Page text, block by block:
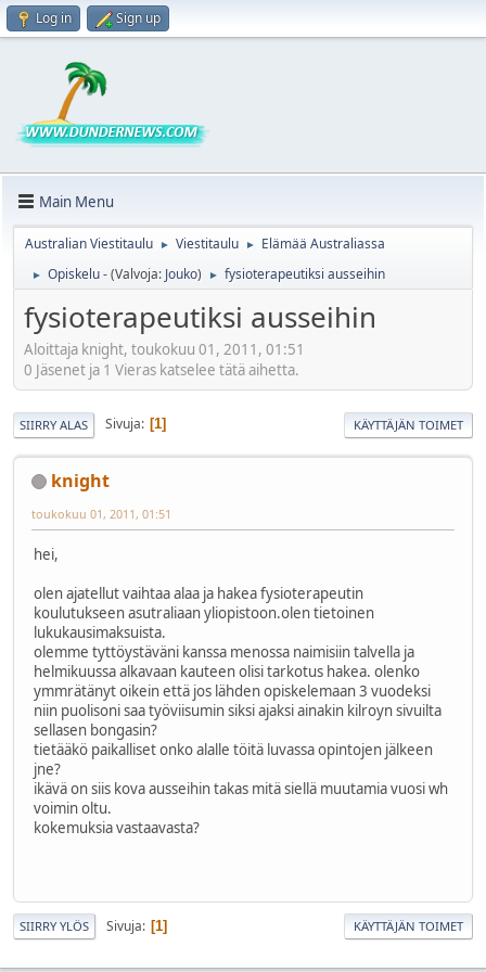
Log in Sign up
Main Menu
Australian Viestitaulu ► Viestitaulu ► Elämää Australiassa
► Opiskelu -(Valvoja: Jouko) ► fysioterapeutiksi ausseihin
fysioterapeutiksi ausseihin
Aloittaja knight, toukokuu 01, 2011, 01:51
0 Jäsenet ja 1 Vieras katselee tätä aihetta.
SIIRRY ALAS Sivuja 1 KÄYTTÄJÄN TOIMET
knight
toukokuu 01, 2011, 01:51
hei,
olen ajatellut vaihtaa alaa ja hakea fysioterapeutin
koulutukseen asutraliaan yliopistoon.olen tietoinen
lukukausimaksuista.
olemme tyttöystäväni kanssa menossa naimisiin talvella ja
helmikuussa alkavaan kauteen olisi tarkotus hakea. olenko
ymmrätänyt oikein että jos lähden opiskelemaan 3 vuodeksi
niin puolisoni saa työviisumin siksi ajaksi ainakin kilroyn sivuilta
sellasen bongasin?
tietääkö paikalliset onko alalle töitä luvassa opintojen jälkeen
jne?
ikävä on siis kova ausseihin takas mitä siellä muutamia vuosi wh
voimin oltu.
kokemuksia vastaavasta?
SIIRRY YLÖS Sivuja 1 KÄYTTÄJÄN TOIMET